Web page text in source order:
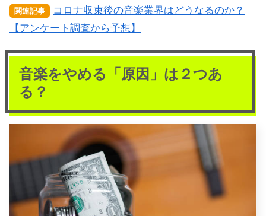
関連記事
コロナ収束後の音楽業界はどうなるのか？
【アンケート調査から予想】
音楽をやめる「原因」は２つあ
る？